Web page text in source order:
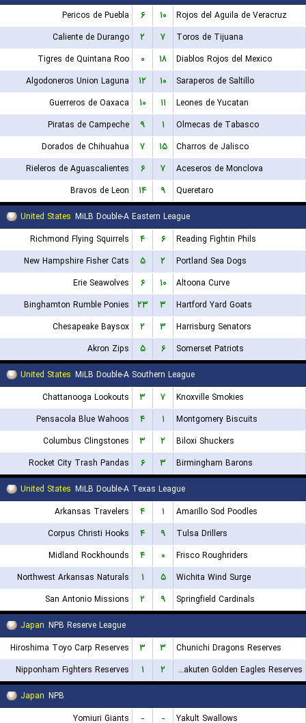
Pericos de Puebla
۶ ۱۰
Rojos del Aguila de Veracruz
Caliente de Durango
۲ ۷
Toros de Tijuana
Tigres de Quintana Roo
۰ ۱۸
Diablos Rojos del Mexico
Algodoneros Union Laguna
۱۲ ۱۰
Saraperos de Saltillo
Guerreros de Oaxaca
۱۰ ۱۱
Leones de Yucatan
Piratas de Campeche
۹ ۱
Olmecas de Tabasco
Dorados de Chihuahua
۷ ۱۵
Charros de Jalisco
Rieleros de Aguascalientes
۶ ۷
Aceseros de Monclova
Bravos de Leon
۱۴ ۹
Queretaro
United States MiLB Double-A Eastern League
Richmond Flying Squirrels
۴ ۶
Reading Fightin Phils
New Hampshire Fisher Cats
۵ ۲
Portland Sea Dogs
Erie Seawolves
۶ ۱۰
Altoona Curve
Binghamton Rumble Ponies
۲۳ ۳
Hartford Yard Goats
Chesapeake Baysox
۲ ۳
Harrisburg Senators
Akron Zips
۵ ۶
Somerset Patriots
United States MiLB Double-A Southern League
Chattanooga Lookouts
۳ ۷
Knoxville Smokies
Pensacola Blue Wahoos
۴ ۱
Montgomery Biscuits
Columbus Clingstones
۳ ۲
Biloxi Shuckers
Rocket City Trash Pandas
۶ ۳
Birmingham Barons
United States MiLB Double-A Texas League
Arkansas Travelers
۴ ۱
Amarillo Sod Poodles
Corpus Christi Hooks
۴ ۹
Tulsa Drillers
Midland Rockhounds
۴ ۰
Frisco Roughriders
Northwest Arkansas Naturals
۱ ۵
Wichita Wind Surge
San Antonio Missions
۲ ۹
Springfield Cardinals
Japan NPB Reserve League
Hiroshima Toyo Carp Reserves
۳ ۳
Chunichi Dragons Reserves
Nipponham Fighters Reserves
۱ ۲
Tohoku Rakuten Golden Eagles Reserves
Japan NPB
Yomiuri Giants
- - Yakult Swallows